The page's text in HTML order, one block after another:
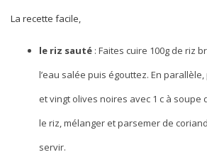
La recette facile,
le riz sauté : Faites cuire 100g de riz
l’eau salée puis égouttez. En parallèle,
et vingt olives noires avec 1 c à soupe
le riz, mélanger et parsemer de
servir.